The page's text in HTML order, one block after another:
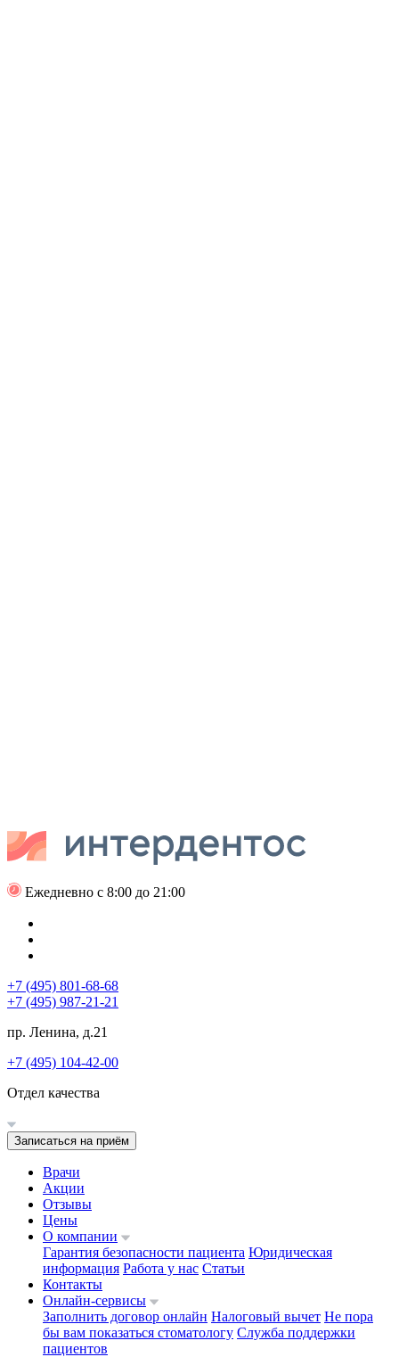
Ежедневно с 8:00 до 21:00
+7 (495) 801-68-68
+7 (495) 987-21-21
пр. Ленина, д.21
+7 (495) 104-42-00
Отдел качества
Записаться на приём
Врачи
Акции
Отзывы
Цены
О компании
Гарантия безопасности пациента Юридическая
информация Работа у нас Статьи
Контакты
Онлайн-сервисы
Заполнить договор онлайн Налоговый вычет Не пора
бы вам показаться стоматологу Служба поддержки
пациентов